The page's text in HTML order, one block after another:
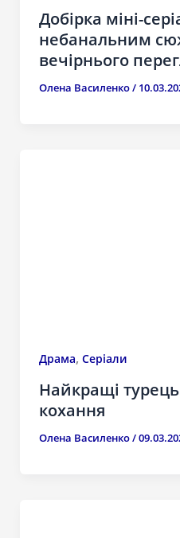
Добірка міні-
небанальним
вечірнього
Олена Василенко/
Драма, Серіали
Найкращі
кохання
Олена Василенко/